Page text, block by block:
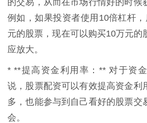
例如，如果投资者使用10倍杠杆
元的股票，现在可以购买10万元的
应放大。
* **提高资金利用率：** 对于资
说，股票配资可以有效提高资金利
多，也能参与到自己看好的股票交
会。